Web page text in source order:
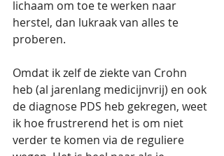
lichaam om toe te werken naar
herstel, dan lukraak van alles te
proberen.
Omdat ik zelf de ziekte van Crohn
heb (al jarenlang medicijnvrij) en ook
de diagnose PDS heb gekregen, weet
ik hoe frustrerend het is om niet
verder te komen via de reguliere